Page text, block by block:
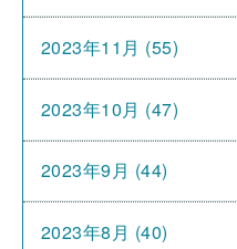
2023年11月 (55)
2023年10月 (47)
2023年9月 (44)
2023年8月 (40)